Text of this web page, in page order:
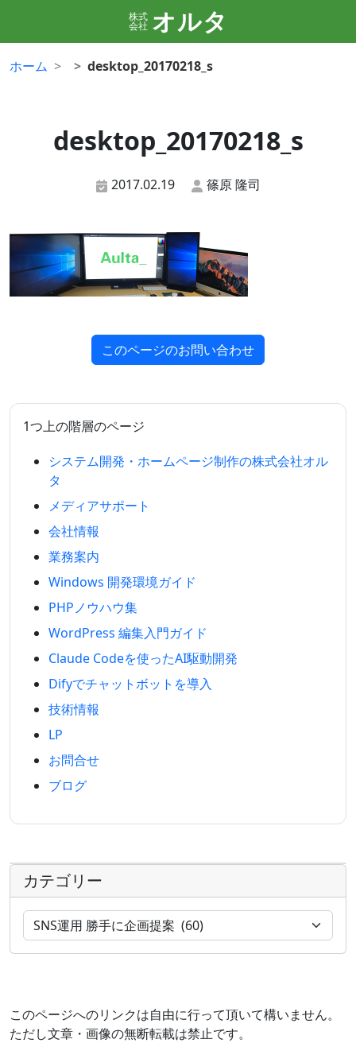
株式
会社 オルタ
ホーム desktop_20170218_s
desktop_20170218_s
2017.02.19 篠原 隆司
このページのお問い合わせ
1つ上の階層のページ
システム開発・ホームページ制作の株式会社オル
タ
メディアサポート
会社情報
業務案内
Windows 開発環境ガイド
PHPノウハウ集
WordPress 編集入門ガイド
Claude Codeを使ったAI駆動開発
Difyでチャットボットを導入
技術情報
LP
お問合せ
ブログ
カテゴリー
このページへのリンクは自由に行って頂いて構いません。
ただし文章・画像の無断転載は禁止です。